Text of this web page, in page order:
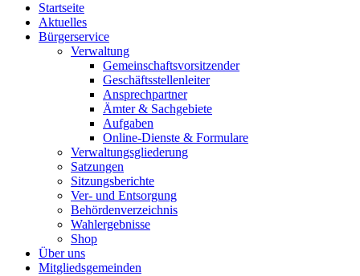
Startseite
Aktuelles
Bürgerservice
Verwaltung
Gemeinschaftsvorsitzender
Geschäftsstellenleiter
Ansprechpartner
Ämter & Sachgebiete
Aufgaben
Online-Dienste & Formulare
Verwaltungsgliederung
Satzungen
Sitzungsberichte
Ver- und Entsorgung
Behördenverzeichnis
Wahlergebnisse
Shop
Über uns
Mitgliedsgemeinden